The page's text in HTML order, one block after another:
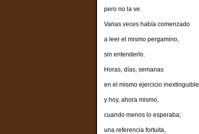
pero no la ve.
Varias veces había comenzado
a leer el mismo pergamino,
sin entenderlo.
Horas, días, semanas
en el mismo ejercicio inextinguible
y hoy, ahora mismo,
cuando menos lo esperaba;
una referencia fortuita,